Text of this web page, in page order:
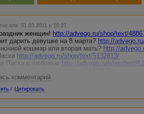
31.03.2011 в 16:21
женщин! http://advego.ru/shop/text/
дарить девушке на 8 марта? http://
кошмар или вторая мать? http://
http://advego.ru/shop/text/5132813/
Пасха с любовью http://advego.ru/shop/text/
http://advego.ru/shop/text/5139989/
Дня смеха
Пасхи
комментарий
/ Цитировать